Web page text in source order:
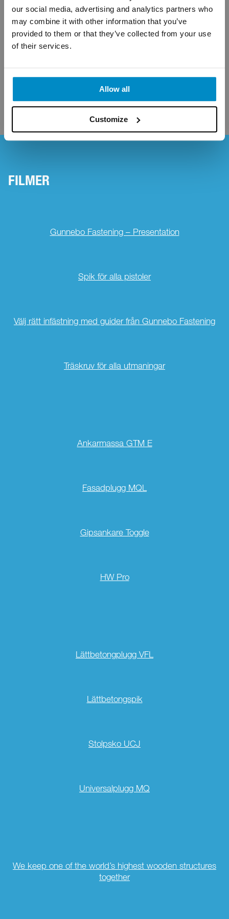
our social media, advertising and analytics partners who
may combine it with other information that you’ve
provided to them or that they’ve collected from your use
of their services.
Allow all
Customize
Skruv för varje skiva, omslag (JPG)
Trallskruv Impreg® X4 (JPG)
FILMER
Gunnebo Fastening – Presentation
Spik för alla pistoler
Välj rätt infästning med guider från Gunnebo Fastening
Träskruv för alla utmaningar
Ankarmassa GTM E
Fasadplugg MQL
Gipsankare Toggle
HW Pro
Lättbetongplugg VFL
Lättbetongspik
Stolpsko UCJ
Universalplugg MQ
We keep one of the world’s highest wooden structures
together